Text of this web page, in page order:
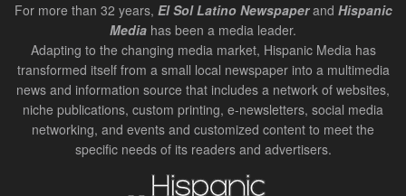
For more than 32 years, El Sol Latino Newspaperand Hispanic
Media has been a media leader.
Adapting to the changing media market, Hispanic Media has
transformed itself from a small local newspaper into a multimedia
news and information source that includes a network of websites,
niche publications, custom printing, e-newsletters, social media
networking, and events and customized content to meet the
specific needs of its readers and advertisers.